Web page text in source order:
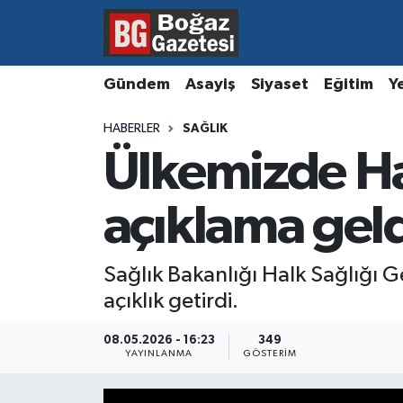
Gündem Asayiş Siyaset Eğitim
HABERLER SAĞLIK
Ülkemizde
açıklama
Sağlık Bakanlığı Halk
açıklık getirdi.
08.05.2026 - 16:23
YAYINLANMA
349
GÖSTERIM
Asayiş
Kültür ve Sanat
Magazin
Resmi İlanlar
Hava Durumu
Süper Lig Puan Durumu ve Fikstür
Son Dakika Haberleri
Haber Arşivi